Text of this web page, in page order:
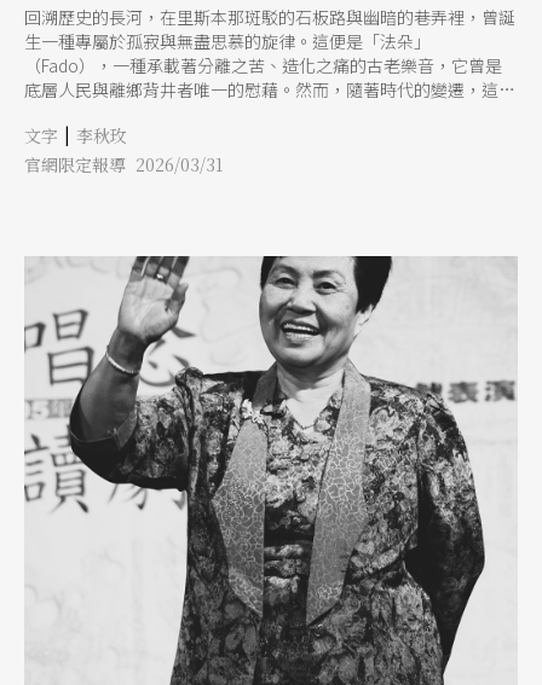
回溯歷史的長河，在里斯本那斑駁的石板路與幽暗的巷弄裡，曾誕
生一種專屬於孤寂與無盡思慕的旋律。這便是「法朵」
（Fado），一種承載著分離之苦、造化之痛的古老樂音，它曾是
底層人民與離鄉背井者唯一的慰藉。然而，隨著時代的變遷，這份
者。她不僅接下了傳奇前輩的火炬，更將異國大陸的狂野靈魂揉合
進這門古典藝術中，讓原本幽暗的悲歌綻放出耀眼的現代光芒。
冠以葡萄牙「怨曲」的稱號，這個充滿哀愁的譯名，其實深深牽繫
著它誕生的歷史背景與社會底層的悲涼刻痕。 19世紀初期，法朵
萌芽於葡萄牙首都里斯本的港口區域，例如阿爾法瑪（Alfama）與
莫拉里亞（Mouraria）等古老街區。當時的港口聚集了大量的水
手、城市移民與下層勞工。他們的生活充滿了未知與艱辛，歌曲的
內容大多刻劃著水手面對大海的無常、底層勞動者的艱苦歲月，還
有那些在岸邊苦盼伴侶歸來的婦女們心中難以排解的憂傷。 正因
為這些歌曲承載了離別、鄉愁與生活的重擔，其曲調通常極為悲悽
且充滿對命運不可抗拒的宿命感，因而被世人視為感嘆世事無常的
「怨曲」。光陰荏苒，這股交織著浪漫與哀愁的歌曲，在歷史長河
中吸收了非洲大地的律動、巴西民謠（modinhas）的韻味、摩爾
人留下的阿拉伯音樂色彩，以及歐陸上流社會的沙龍藝術，慢慢交
織出我們現在聽見、層次豐滿的法朵面貌。這份背負著葡萄牙民族
記憶與漂泊歷史的音樂，不僅是國家的靈魂之聲，更於2011年被聯
合國教科文組織正式列入「人類非物質文化遺產」的瑰寶。
文字 | 李秋玫
官網限定報導 2026/03/31